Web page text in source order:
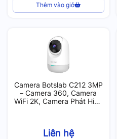
Thêm vào giỏ
Camera Botslab C212 3MP
– Camera 360, Camera
WiFi 2K, Camera Phát Hiện
Liên hệ